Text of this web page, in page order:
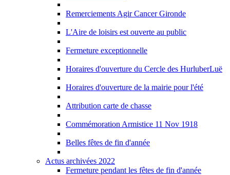
Remerciements Agir Cancer Gironde
L'Aire de loisirs est ouverte au public
Fermeture exceptionnelle
Horaires d'ouverture du Cercle des HurluberLuë
Horaires d'ouverture de la mairie pour l'été
Attribution carte de chasse
Commémoration Armistice 11 Nov 1918
Belles fêtes de fin d'année
Actus archivées 2022
Fermeture pendant les fêtes de fin d'année